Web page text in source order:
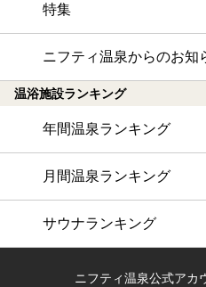
特集
ニフティ温泉からのお知
温浴施設ランキング
年間温泉ランキング
月間温泉ランキング
サウナランキング
ニフティ温泉公式アカ